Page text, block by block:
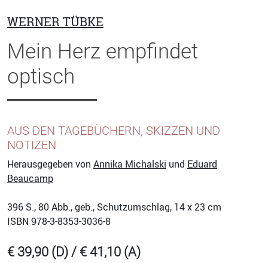
WERNER TÜBKE
Mein Herz empfindet
optisch
AUS DEN TAGEBÜCHERN, SKIZZEN UND
NOTIZEN
Herausgegeben von Annika Michalski und Eduard
Beaucamp
396 S., 80 Abb., geb., Schutzumschlag, 14 x 23 cm
ISBN 978-3-8353-3036-8
€ 39,90 (D) / € 41,10 (A)